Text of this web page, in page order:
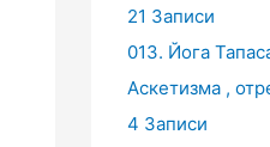
21 Записи
013. Йога
Аскетизма ,
4 Записи